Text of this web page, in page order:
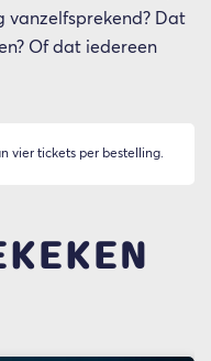
vanzelfsprekend? Dat
Of dat iedereen
vier tickets per bestelling.